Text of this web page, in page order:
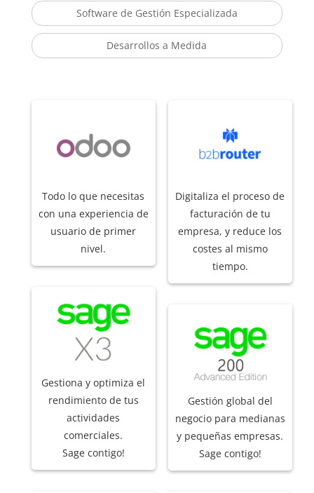
Software de Gestión Especializada
Desarrollos a Medida
Todo lo que necesitas
con una experiencia de
usuario de primer
nivel.
Gestiona y optimiza el
rendimiento de tus
actividades
comerciales.
Sage contigo!
Digitaliza el proceso de
facturación de tu
empresa, y reduce los
costes al mismo
tiempo.
Gestión global del
negocio para medianas
y pequeñas empresas.
Sage contigo!